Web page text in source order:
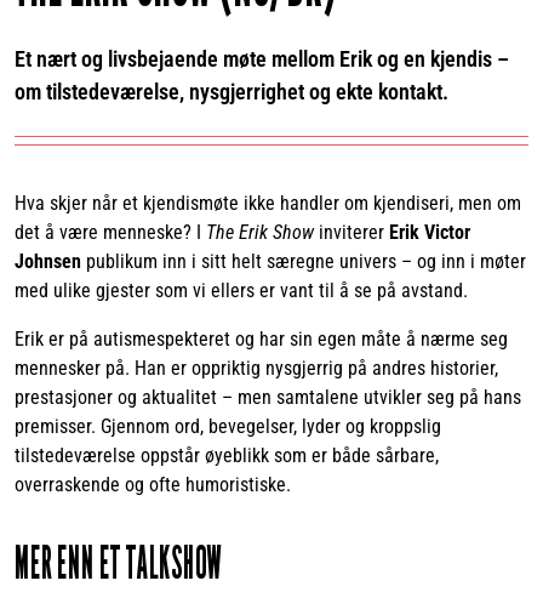
Et nært og livsbejaende møte mellom Erik og en kjendis –
om tilstedeværelse, nysgjerrighet og ekte kontakt.
Hva skjer når et kjendismøte ikke handler om kjendiseri, men om
det å være menneske? I The Erik Showinviterer Erik Victor
Johnsen publikum inn i sitt helt særegne univers – og inn i møter
med ulike gjester som vi ellers er vant til å se på avstand.
Erik er på autismespekteret og har sin egen måte å nærme seg
mennesker på. Han er oppriktig nysgjerrig på andres historier,
prestasjoner og aktualitet – men samtalene utvikler seg på hans
premisser. Gjennom ord, bevegelser, lyder og kroppslig
tilstedeværelse oppstår øyeblikk som er både sårbare,
overraskende og ofte humoristiske.
MER ENN ET TALKSHOW